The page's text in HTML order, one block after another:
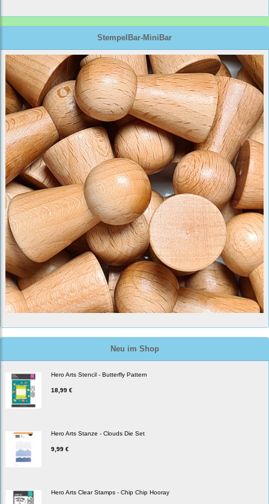
StempelBar-MiniBar
Neu im Shop
Hero Arts Stencil - Butterfly Pattern
18,99 €
Hero Arts Stanze - Clouds Die Set
9,99 €
Hero Arts Clear Stamps - Chip Chip Hooray